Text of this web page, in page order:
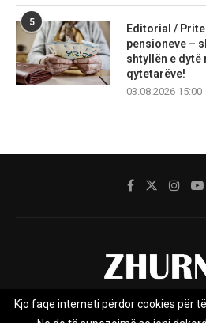
5
Editorial /
pensioneve –
shtyllën e dytë
qytetarëve!
03.08.2026 15:00
Rreth nesh Impresumi
Kjo faqe interneti përdor cookies për